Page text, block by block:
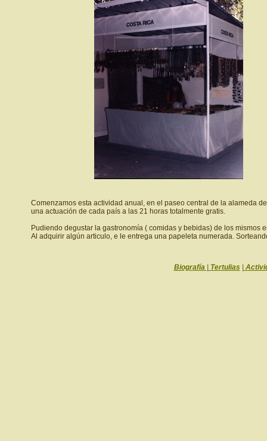
Comenzamos esta actividad anual, en el paseo central de la alameda
una actuación de cada país a las 21 horas totalmente gratis.
Pudiendo degustar la gastronomía ( comidas y bebidas) de los mismos
Al adquirir algún articulo, e le entrega una papeleta numerada.
Biografía Tertulias